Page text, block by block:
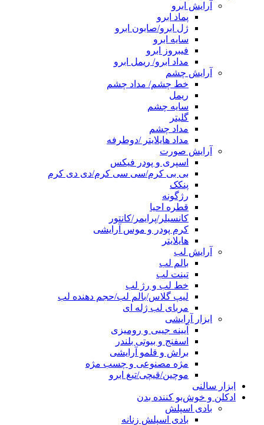
آرایش ابرو
پماد ابرو
ژل ابرو/صابون ابرو
سایه ابرو
فیبروز ابرو
مداد ابرو/ ریمل ابرو
آرایش چشم
خط چشم/ مداد چشم
ریمل
سایه چشم
گلیتر
مداد چشم
مداد هایلایتر /دوطرفه
آرایش صورت
اسپری و پودر فیکس
بی بی کرم/سی سی کرم/دی دی کرم
پنکک
رژگونه
قطره احیا
کانسیلر/پرایمر/کانتور
کرم پودر و موس آرایشی
هایلایتر
آرایش لب
بالم لب
تینت لب
خط لب و رژ لب
لیپ گلاس/بالم لب/حجم دهنده لب
مربای لب ژله ای
ابزار آرایشی
آیینه جیبی و رومیزی
اسفنج و بیوتی بلندر
براش و قلمو آرایشی
مژه مصنوعی و چسب مژه
موچین/قیچی/تیغ ابرو
ابزار سالنی
ادکلن و خوش‌بو کننده بدن
بادی اسپلش
بادی اسپلش زنانه